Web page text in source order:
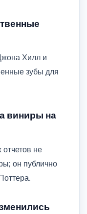
Хилл и
зубы для
виниры на
не
он публично